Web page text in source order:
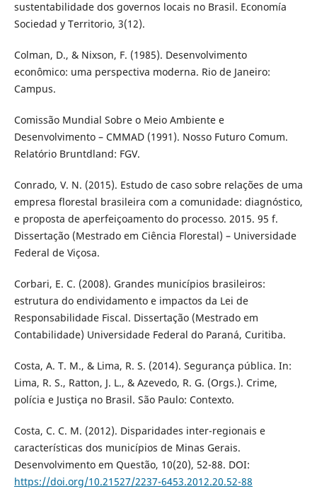
sustentabilidade dos governos locais no Brasil. Economía
Sociedad y Territorio, 3(12).
Colman, D., & Nixson, F. (1985). Desenvolvimento
econômico: uma perspectiva moderna. Rio de Janeiro:
Campus.
Comissão Mundial Sobre o Meio Ambiente e
Desenvolvimento – CMMAD (1991). Nosso Futuro Comum.
Relatório Bruntdland: FGV.
Conrado, V. N. (2015). Estudo de caso sobre relações de uma
empresa florestal brasileira com a comunidade: diagnóstico,
e proposta de aperfeiçoamento do processo. 2015. 95 f.
Dissertação (Mestrado em Ciência Florestal) – Universidade
Federal de Viçosa.
Corbari, E. C. (2008). Grandes municípios brasileiros:
estrutura do endividamento e impactos da Lei de
Responsabilidade Fiscal. Dissertação (Mestrado em
Contabilidade) Universidade Federal do Paraná, Curitiba.
Costa, A. T. M., & Lima, R. S. (2014). Segurança pública. In:
Lima, R. S., Ratton, J. L., & Azevedo, R. G. (Orgs.). Crime,
polícia e Justiça no Brasil. São Paulo: Contexto.
Costa, C. C. M. (2012). Disparidades inter-regionais e
características dos municípios de Minas Gerais.
Desenvolvimento em Questão, 10(20), 52-88. DOI:
https://doi.org/10.21527/2237-6453.2012.20.52-88